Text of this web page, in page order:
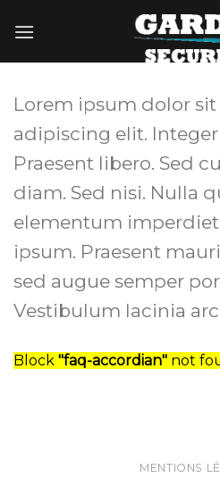
Lorem ipsum dolor
adipiscing elit.
Praesent libero. Sed
diam. Sed nisi. Nulla
elementum
ipsum. Praesent
sed augue semper
Vestibulum lacinia
Block "faq-accordian" not
MENTIONS